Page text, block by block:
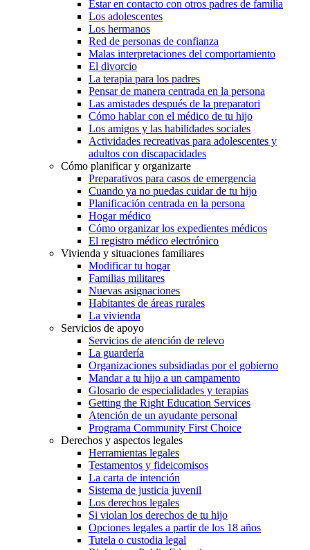
Estar en contacto con otros padres de familia
Los adolescentes
Los hermanos
Red de personas de confianza
Malas interpretaciones del comportamiento
El divorcio
La terapia para los padres
Pensar de manera centrada en la persona
Las amistades después de la preparatori
Cómo hablar con el médico de tu hijo
Los amigos y las habilidades sociales
Actividades recreativas para adolescentes y
adultos con discapacidades
Cómo planificar y organizarte
Preparativos para casos de emergencia
Cuando ya no puedas cuidar de tu hijo
Planificación centrada en la persona
Hogar médico
Cómo organizar los expedientes médicos
El registro médico electrónico
Vivienda y situaciones familiares
Modificar tu hogar
Familias militares
Nuevas asignaciones
Habitantes de áreas rurales
La vivienda
Servicios de apoyo
Servicios de atención de relevo
La guardería
Organizaciones subsidiadas por el gobierno
Mandar a tu hijo a un campamento
Glosario de especialidades y terapias
Getting the Right Education Services
Atención de un ayudante personal
Programa Community First Choice
Derechos y aspectos legales
Herramientas legales
Testamentos y fideicomisos
La carta de intención
Sistema de justicia juvenil
Los derechos legales
Si violan los derechos de tu hijo
Opciones legales a partir de los 18 años
Tutela o custodia legal